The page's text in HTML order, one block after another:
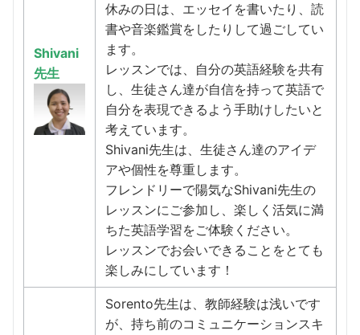
Shivani
先生
休みの日は、エッセイを書いたり、読
書や音楽鑑賞をしたりして過ごしてい
ます。
レッスンでは、自分の英語経験を共有
し、生徒さん達が自信を持って英語で
自分を表現できるよう手助けしたいと
考えています。
Shivani先生は、生徒さん達のアイデ
アや個性を尊重します。
フレンドリーで陽気なShivani先生の
レッスンにご参加し、楽しく活気に満
ちた英語学習をご体験ください。
レッスンでお会いできることをとても
楽しみにしています！
Sorento先生は、教師経験は浅いです
が、持ち前のコミュニケーションスキ